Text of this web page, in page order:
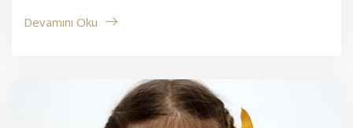
Devamını Oku